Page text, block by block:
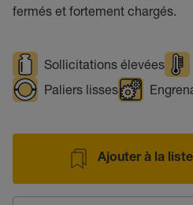
fermés et fortement chargés.
Sollicitations élevées
Paliers lisses
Ajouter à la